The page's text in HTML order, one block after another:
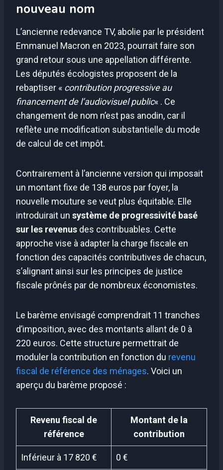
nouveau nom
L’ancienne redevance TV, abolie par le président
Emmanuel Macron en 2023, pourrait faire son
grand retour sous une appellation différente.
Les députés écologistes proposent de la
rebaptiser « contribution progressive au
financement de l’audiovisuel public« . Ce
changement de nom n’est pas anodin, car il
reflète une modification substantielle du mode
de calcul de cet impôt.
Contrairement à l’ancienne version qui imposait
un montant fixe de 138 euros par foyer, la
nouvelle mouture se veut plus équitable. Elle
introduirait un système de progressivité basé
sur les revenus des contribuables. Cette
approche vise à adapter la charge fiscale en
fonction des capacités contributives de chacun,
s’alignant ainsi sur les principes de justice
fiscale prônés par de nombreux économistes.
Le barème envisagé comprendrait 11 tranches
d’imposition, avec des montants allant de 0 à
220 euros. Cette structure permettrait de
moduler la contribution en fonction du revenu
fiscal de référence des ménages. Voici un
aperçu du barème proposé :
Revenu fiscal de
référence
Montant de la
contribution
Inférieur à 17 820 € 0 €